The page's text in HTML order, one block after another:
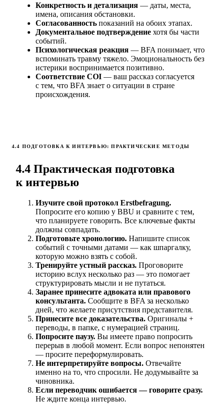
Конкретность и детализация — даты, места,
имена, описания обстановки.
Согласованность показаний на обоих этапах.
Документальное подтверждение хотя бы части
событий.
Психологическая реакция — BFA понимает, что
вспоминать травму тяжело. Эмоциональность без
истерики воспринимается позитивно.
Соответствие COI — ваш рассказ согласуется
с тем, что BFA знает о ситуации в стране
происхождения.
4.4 ПОДГОТОВКА К ИНТЕРВЬЮ: ПРАКТИЧЕСКИЕ МЕТОДЫ
4.4 Практическая подготовка
к интервью
Изучите свой протокол Erstbefragung.
Попросите его копию у BBU и сравните с тем,
что планируете говорить. Все ключевые факты
должны совпадать.
Подготовьте хронологию. Напишите список
событий с точными датами — как шпаргалку,
которую можно взять с собой.
Тренируйте устный рассказ. Проговорите
историю вслух несколько раз — это помогает
структурировать мысли и не путаться.
Заранее принесите адвоката или правового
консультанта. Сообщите в BFA за несколько
дней, что желаете присутствия представителя.
Принесите все доказательства. Оригиналы +
переводы, в папке, с нумерацией страниц.
Попросите паузу. Вы имеете право попросить
перерыв в любой момент. Если вопрос непонятен
— просите переформулировать.
Не интерпретируйте вопросы. Отвечайте
именно на то, что спросили. Не додумывайте за
чиновника.
Если переводчик ошибается — говорите сразу.
Не ждите конца интервью.